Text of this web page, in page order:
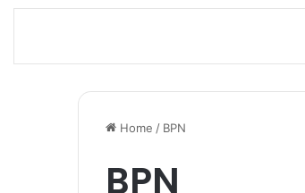
Home / BPN
BPN